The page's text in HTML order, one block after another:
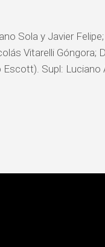
Sola y Javier
Vitarelli Góngora;
Escott). Supl: Luciano